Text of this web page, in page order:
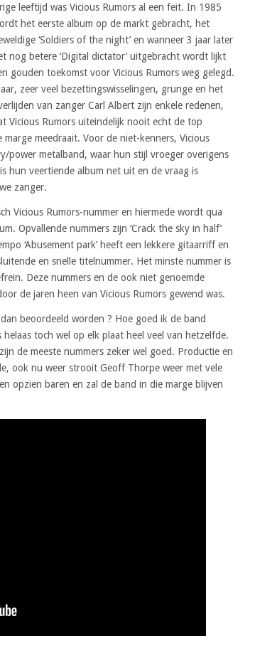
leeftijd was Vicious Rumors al een feit. In 1985
het eerste album op de markt gebracht, het
‘Soldiers of the night’ en wanneer 3 jaar later
nog betere ‘Digital dictator’ uitgebracht wordt lijkt
gouden toekomst voor Vicious Rumors weg gelegd.
zeer veel bezettingswisselingen, grunge en het
van zanger Carl Albert zijn enkele redenen,
Vicious Rumors uiteindelijk nooit echt de top
meedraait. Voor de niet-kenners, Vicious
power metalband, waar hun stijl vroeger overigens
hun veertiende album net uit en de vraag is
zanger.
Vicious Rumors-nummer en hiermede wordt qua
Opvallende nummers zijn ‘Crack the sky in half’
‘Abusement park’ heeft een lekkere gitaarriff en
en snelle titelnummer. Het minste nummer is
Deze nummers en de ook niet genoemde
de jaren heen van Vicious Rumors gewend was.
beoordeeld worden ? Hoe goed ik de band
toch wel op elk plaat heel veel van hetzelfde.
de meeste nummers zeker wel goed. Productie en
ook nu weer strooit Geoff Thorpe weer met vele
opzien baren en zal de band in die marge blijven